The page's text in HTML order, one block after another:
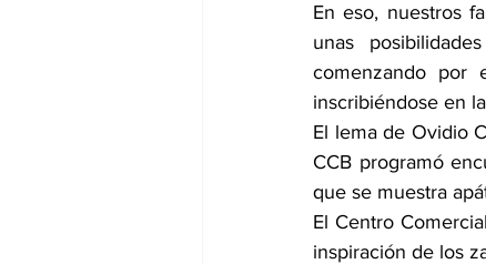
En eso, nuestros
unas
comenzando por
inscribiéndose en
El lema de Ovidio
CCB programó
que se muestra
El Centro
inspiración de los